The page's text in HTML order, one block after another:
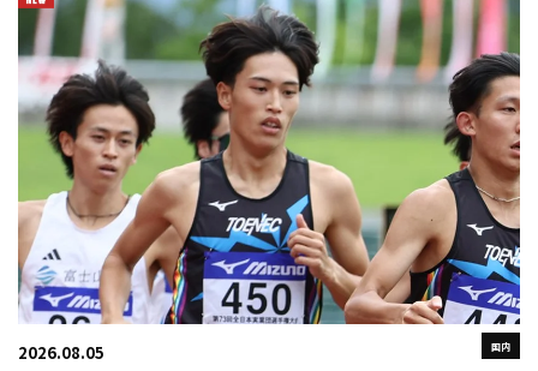
国内
2026.08.05